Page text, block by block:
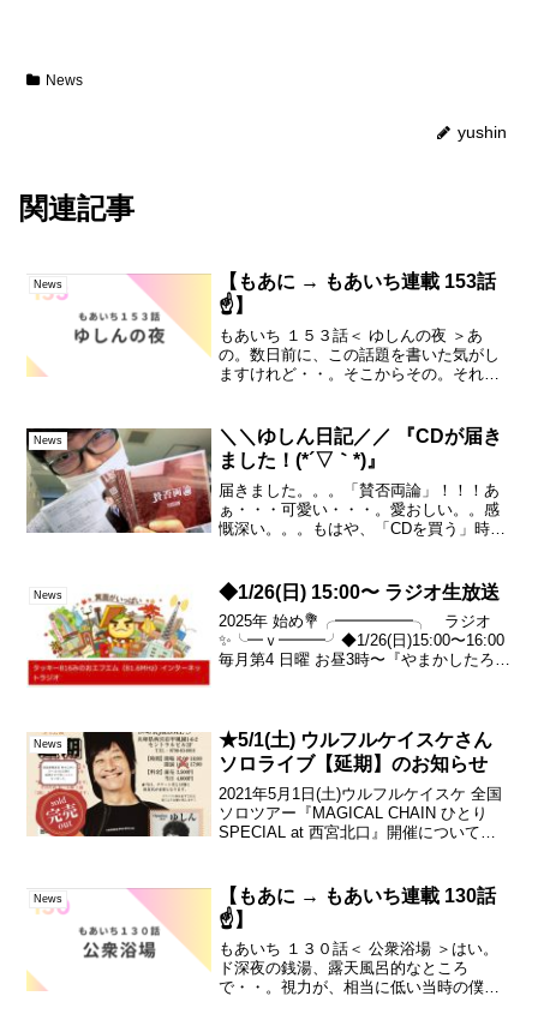
News
yushin
関連記事
News
【もあに → もあいち連載 153話
☝️】
もあいち １５３話＜ ゆしんの夜 ＞あ
の。数日前に、この話題を書いた気がし
ますけれど・・。そこからその。それな
夜が・・あるんすけど・・・。続きは▼
ーーshort film...
News
＼＼ゆしん日記／／ 『CDが届き
ました！(*´▽｀*)』
届きました。。。「賛否両論」！！！あ
ぁ・・・可愛い・・・。愛おしい。。感
慨深い。。。もはや、「CDを買う」時代
ー。。 さて、これを。みんなに届けな
きゃ！今年最後の大仕事、...
News ◆1/26(日) 15:00〜 ラジオ生放送
2025年 始め💐╭━━━━━╮ ラジオ
✨╰━ｖ━━━╯◆1/26(日)15:00〜16:00
毎月第4 日曜 お昼3時〜『やまかしたろ
News
★5/1(土) ウルフルケイスケさん
ソロライブ【延期】のお知らせ
2021年5月1日(土)ウルフルケイスケ 全国
ソロツアー『MAGICAL CHAIN ひとり
SPECIAL at 西宮北口』開催について。
RJ&BME’S...
News
【もあに → もあいち連載 130話
☝️】
もあいち １３０話＜ 公衆浴場 ＞はい。
ド深夜の銭湯、露天風呂的なところ
で・・。視力が、相当に低い当時の僕